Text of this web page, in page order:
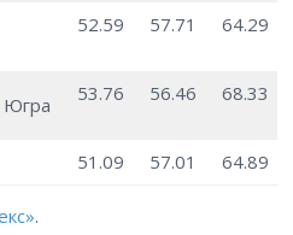
52.59 57.71 64.29
53.76 56.46 68.33
51.09 57.01 64.89
.